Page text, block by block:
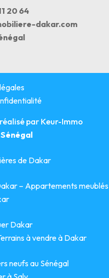
20 64
dakar.com
par Keur-Immo
de Dakar
– Appartements meublés
Dakar
à vendre à Dakar
neufs au Sénégal